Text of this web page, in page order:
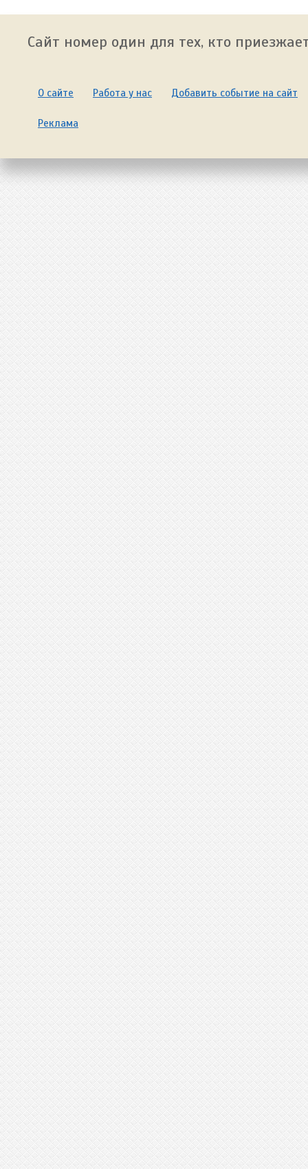
Сайт номер один для тех, кто
О сайте Работа у нас Добавить событие на сайт
Реклама